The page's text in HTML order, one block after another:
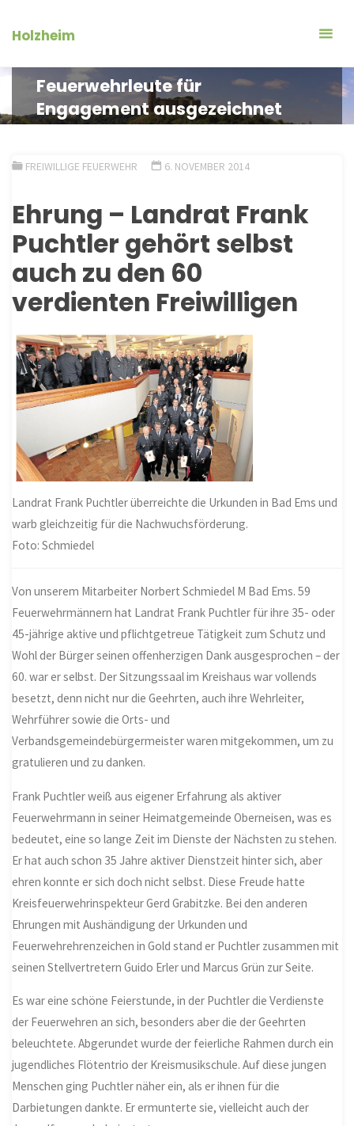
InhaltHolzheim
Feuerwehrleute für
Engagement ausgezeichnet
FREIWILLIGE FEUERWEHR 6. NOVEMBER 2014
Ehrung – Landrat Frank
Puchtler gehört selbst
auch zu den 60
verdienten Freiwilligen
Landrat Frank Puchtler überreichte die Urkunden in Bad Ems und
warb gleichzeitig für die Nachwuchsförderung.
Foto: Schmiedel
Von unserem Mitarbeiter Norbert Schmiedel M Bad Ems. 59
Feuerwehrmännern hat Landrat Frank Puchtler für ihre 35- oder
45-jährige aktive und pflichtgetreue Tätigkeit zum Schutz und
Wohl der Bürger seinen offenherzigen Dank ausgesprochen – der
60. war er selbst. Der Sitzungssaal im Kreishaus war vollends
besetzt, denn nicht nur die Geehrten, auch ihre Wehrleiter,
Wehrführer sowie die Orts- und
Verbandsgemeindebürgermeister waren mitgekommen, um zu
gratulieren und zu danken.
Frank Puchtler weiß aus eigener Erfahrung als aktiver
Feuerwehrmann in seiner Heimatgemeinde Oberneisen, was es
bedeutet, eine so lange Zeit im Dienste der Nächsten zu stehen.
Er hat auch schon 35 Jahre aktiver Dienstzeit hinter sich, aber
ehren konnte er sich doch nicht selbst. Diese Freude hatte
Kreisfeuerwehrinspekteur Gerd Grabitzke. Bei den anderen
Ehrungen mit Aushändigung der Urkunden und
Feuerwehrehrenzeichen in Gold stand er Puchtler zusammen mit
seinen Stellvertretern Guido Erler und Marcus Grün zur Seite.
Es war eine schöne Feierstunde, in der Puchtler die Verdienste
der Feuerwehren an sich, besonders aber die der Geehrten
beleuchtete. Abgerundet wurde der feierliche Rahmen durch ein
jugendliches Flötentrio der Kreismusikschule. Auf diese jungen
Menschen ging Puchtler näher ein, als er ihnen für die
Darbietungen dankte. Er ermunterte sie, vielleicht auch der